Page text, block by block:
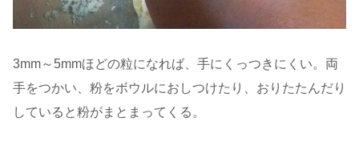
3mm～5mmほどの粒になれば、手にくっつきにくい。両
手をつかい、粉をボウルにおしつけたり、おりたたんだり
していると粉がまとまってくる。